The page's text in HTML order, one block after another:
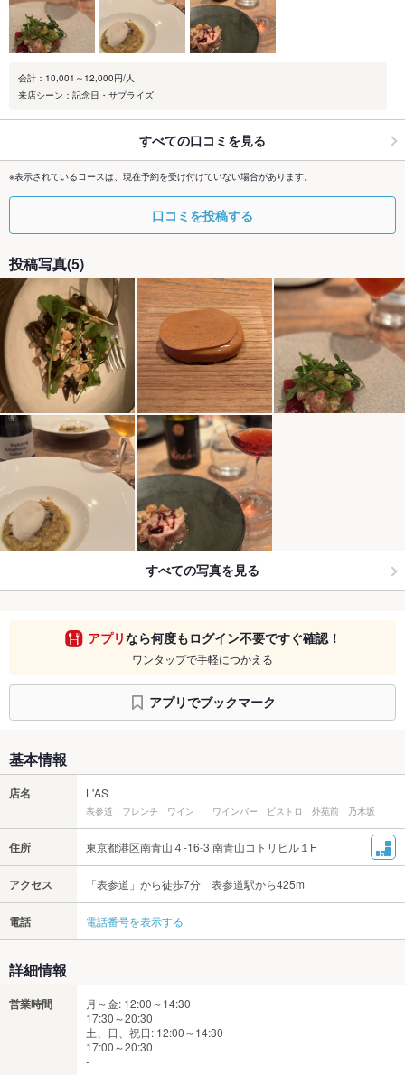
会計：10,001～12,000円/人
来店シーン：記念日・サプライズ
すべての口コミを見る
※表示されているコースは、現在予約を受け付けていない場合があります。
口コミを投稿する
投稿写真(5)
すべての写真を見る
アプリなら何度もログイン不要ですぐ確認！
ワンタップで手軽につかえる
アプリでブックマーク
基本情報
店名 L'AS
表参道 フレンチ ワイン ワインバー ビストロ 外苑前 乃木坂
住所 東京都港区南青山４-16-3 南青山コトリビル１F
アクセス 「表参道」から徒歩7分 表参道駅から425m
電話 電話番号を表示する
詳細情報
営業時間
月～金: 12:00～14:30
17:30～20:30
土、日、祝日: 12:00～14:30
17:00～20:30
-